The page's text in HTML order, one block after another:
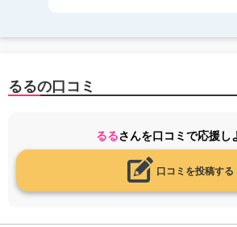
るるの口コミ
るるさんを口コミで応援し
口コミを投稿する